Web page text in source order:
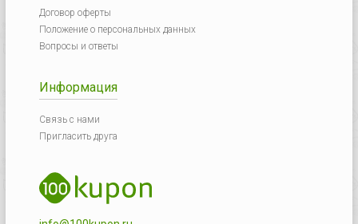
Договор оферты
Положение о персональных данных
Вопросы и ответы
Информация
Связь с нами
Пригласить друга